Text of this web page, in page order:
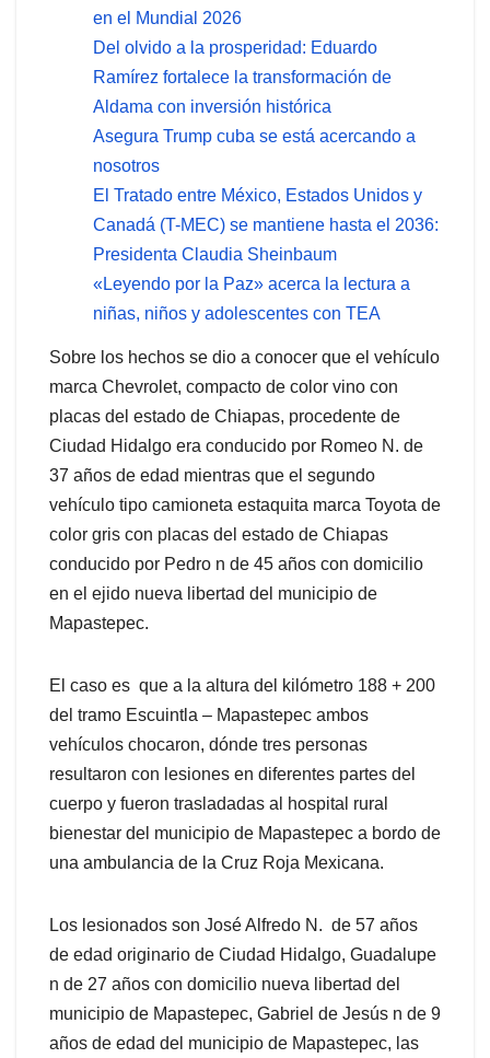
en el Mundial 2026
Del olvido a la prosperidad: Eduardo
Ramírez fortalece la transformación de
Aldama con inversión histórica
Asegura Trump cuba se está acercando a
nosotros
El Tratado entre México, Estados Unidos y
Canadá (T-MEC) se mantiene hasta el 2036:
Presidenta Claudia Sheinbaum
«Leyendo por la Paz» acerca la lectura a
niñas, niños y adolescentes con TEA
Sobre los hechos se dio a conocer que el vehículo
marca Chevrolet, compacto de color vino con
placas del estado de Chiapas, procedente de
Ciudad Hidalgo era conducido por Romeo N. de
37 años de edad mientras que el segundo
vehículo tipo camioneta estaquita marca Toyota de
color gris con placas del estado de Chiapas
conducido por Pedro n de 45 años con domicilio
en el ejido nueva libertad del municipio de
Mapastepec.
El caso es que a la altura del kilómetro 188 + 200
del tramo Escuintla – Mapastepec ambos
vehículos chocaron, dónde tres personas
resultaron con lesiones en diferentes partes del
cuerpo y fueron trasladadas al hospital rural
bienestar del municipio de Mapastepec a bordo de
una ambulancia de la Cruz Roja Mexicana.
Los lesionados son José Alfredo N. de 57 años
de edad originario de Ciudad Hidalgo, Guadalupe
n de 27 años con domicilio nueva libertad del
municipio de Mapastepec, Gabriel de Jesús n de 9
años de edad del municipio de Mapastepec, las